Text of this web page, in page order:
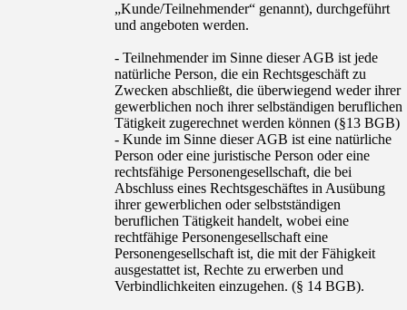
„Kunde/Teilnehmender“ genannt), durchgeführt
und angeboten werden.
- Teilnehmender im Sinne dieser AGB ist jede
natürliche Person, die ein Rechtsgeschäft zu
Zwecken abschließt, die überwiegend weder ihrer
gewerblichen noch ihrer selbständigen beruflichen
Tätigkeit zugerechnet werden können (§13 BGB)
- Kunde im Sinne dieser AGB ist eine natürliche
Person oder eine juristische Person oder eine
rechtsfähige Personengesellschaft, die bei
Abschluss eines Rechtsgeschäftes in Ausübung
ihrer gewerblichen oder selbstständigen
beruflichen Tätigkeit handelt, wobei eine
rechtfähige Personengesellschaft eine
Personengesellschaft ist, die mit der Fähigkeit
ausgestattet ist, Rechte zu erwerben und
Verbindlichkeiten einzugehen. (§ 14 BGB).